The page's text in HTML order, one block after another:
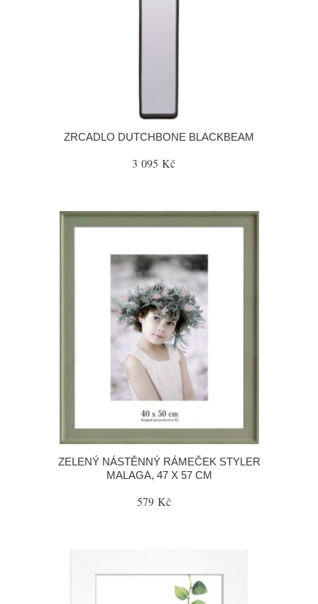
ZRCADLO DUTCHBONE BLACKBEAM
3 095 Kč
ZELENÝ NÁSTĚNNÝ RÁMEČEK STYLER
MALAGA, 47 X 57 CM
579 Kč